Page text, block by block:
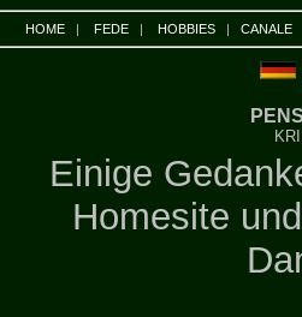
HOME | FEDE | HOBBIES | CANALE
Einige
Homesite